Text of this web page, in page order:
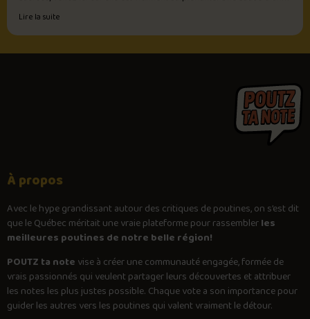
incroyable en bouche 🤤 Une finalité piquante mais sans choquer
N'étant pas une adepte de côté sucré, j'opterais sans doute pour ces
froids au départ mais cette illusion est très vite disparue en cours de
dégustation car ils deviennent tempérés avec les autres ingrédients.
En abondance, ils sont vraiment très frais mais quelques morceaux
sont trop dodus 🤭 Ce n'est tout de même qu'un minime détail à
l'ensemble. Somme toute, j'en conviens que c'est une très bonne
la découvre. Poutine de Friterie de l'Île, tu m'as conquise 🤗
Lire la suite
À propos
Avec lehypegrandissant autour des critiques de poutines, on s’est dit
que le Québec méritait une vraie plateforme pour rassemblerles
meilleures poutines de notre belle région!
POUTZ ta note vise à créer une communauté engagée, formée de
vrais passionnés qui veulent partager leurs découvertes et attribuer
les notes les plus justes possible. Chaque vote a son importance pour
guider les autres vers les poutines qui valent vraiment le détour.